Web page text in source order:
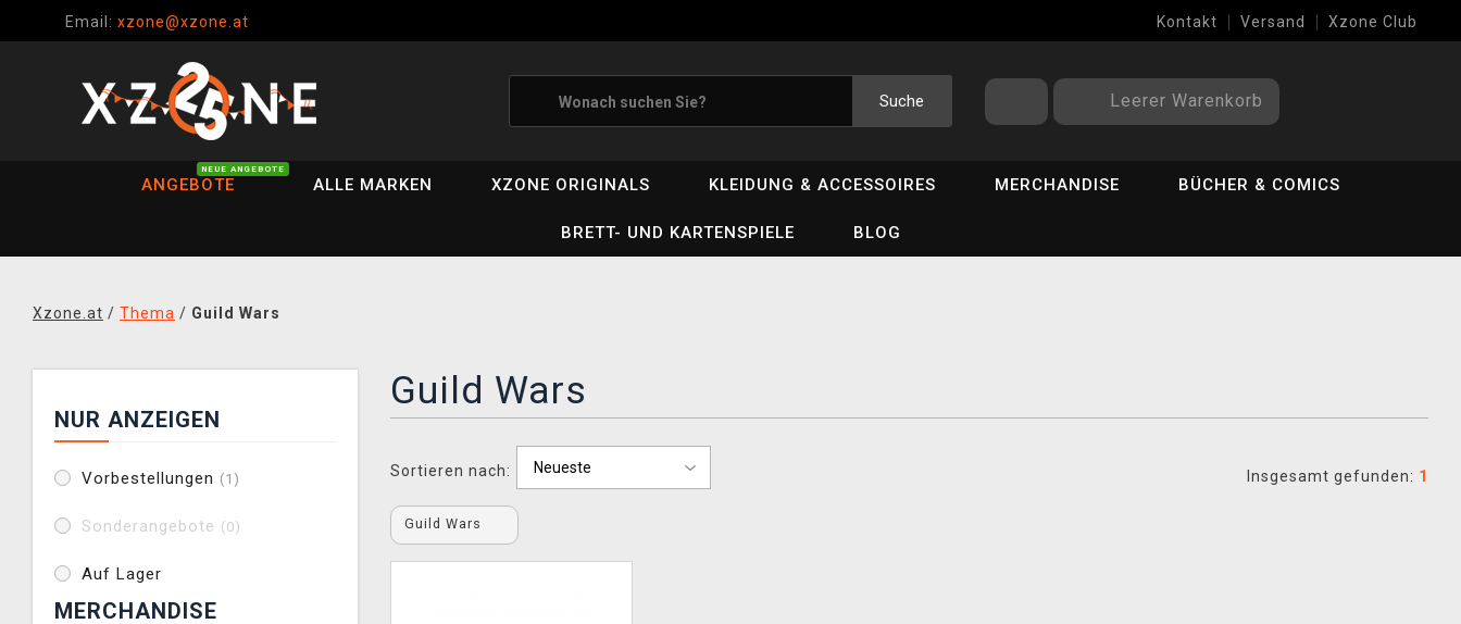
Email: xzone@xzone.at Kontakt Versand Xzone Club
Suche Leerer Warenkorb
ANGEBOTE
NEUE ANGEBOTE
ALLE MARKEN XZONE ORIGINALS KLEIDUNG & ACCESSOIRES MERCHANDISE BÜCHER & COMICS
BRETT- UND KARTENSPIELE BLOG
Xzone.at / Thema / Guild Wars
NUR ANZEIGEN
Vorbestellungen (1)
Sonderangebote (0)
Auf Lager
MERCHANDISE
Guild Wars
Sortieren nach: Insgesamt gefunden: 1
Guild Wars